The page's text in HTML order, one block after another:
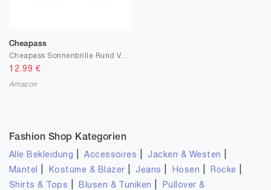
Cheapass
Cheapass Sonnenbrille Rund Verspiegelt UV-400 Exklusive Festival-Brille Farbvariation Plastik Damen Herren
12.99 €
Amazon
Fashion Shop Kategorien
Alle Bekleidung |Accessoires Jacken & Westen
Mäntel Kostüme & Blazer Jeans Hosen Röcke
Shirts & Tops Blusen & Tuniken
Pullover &